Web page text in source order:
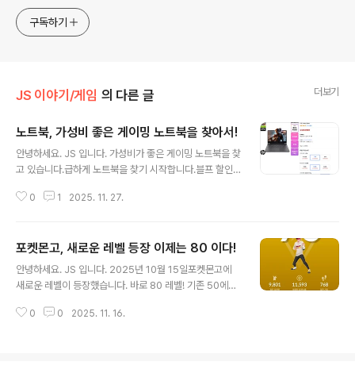
구독하기
JS 이야기/게임 의 다른 글 더보기
노트북, 가성비 좋은 게이밍 노트북을 찾아서!
안녕하세요. JS 입니다. 가성비가 좋은 게이밍 노트북을 찾
고 있습니다.급하게 노트북을 찾기 시작합니다.블프 할인
이서 제품군들이 저렴하고 가성비 좋은 거 같아 열심히 찾
당히 비싸고, 게임 용도로는 가성비가 안 좋아요. 결국 A/S
적당히 되면서 해외에서도 무난히 사용가능한 HP 제품으
로 알아보기 시작합니다. 오멘 시리즈와 빅터스 제품군으
됩니다.인텔로 가냐, AMD로 가냐 AMD 라이젠 R5, R7,
0 1 2025. 11. 27.
포켓몬고, 새로운 레벨 등장 이제는 80 이다!
안녕하세요. JS 입니다. 2025년 10월 15일포켓몬고에
새로운 레벨이 등장했습니다. 바로 80 레벨! 기존 50에서
니 레벨이 70으로 변경되고 보상 아이템이 들어왔습니다.
0 0 2025. 11. 16.